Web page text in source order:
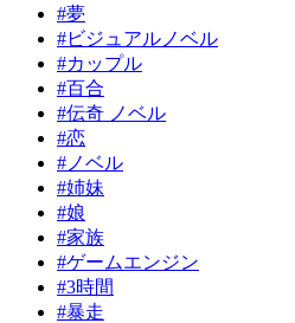
#夢
#ビジュアルノベル
#カップル
#百合
#伝奇 ノベル
#恋
#ノベル
#姉妹
#娘
#家族
#ゲームエンジン
#3時間
#暴走